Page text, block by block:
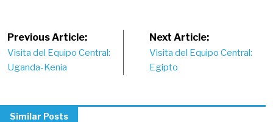
Post
navigation
Previous Article:
Visita del Equipo Central:
Uganda-Kenia
Next Article:
Visita del Equipo Central:
Egipto
Similar Posts